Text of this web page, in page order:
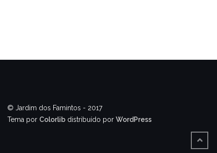
© Jardim dos Famintos - 2017
Tema por Colorlib distribuído por WordPress